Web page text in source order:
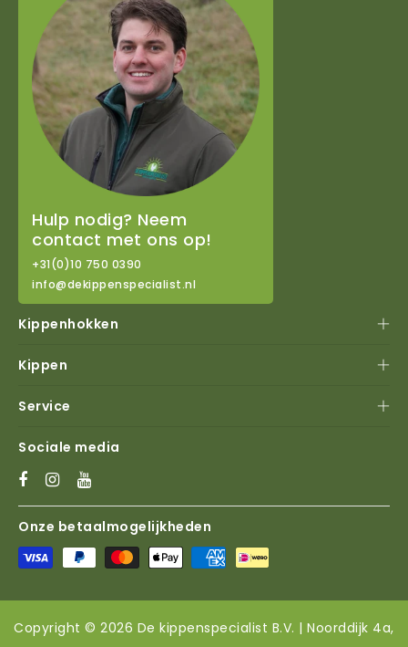
Hulp nodig? Neem
contact met ons op!
+31(0)10 750 0390
info@dekippenspecialist.nl
Kippenhokken
Kippen
Service
Sociale media
Onze betaalmogelijkheden
Copyright © 2026 De kippenspecialist B.V. | Noorddijk 4a,